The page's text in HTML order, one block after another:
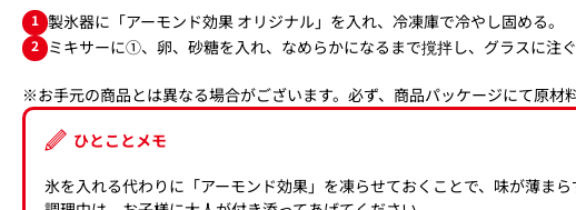
1 製氷器に「アーモンド効果 オリジナル」を入れ、冷凍庫で冷やし固める。
2 ミキサーに①、卵、砂糖を入れ、なめらかになるまで撹拌し、グラスに注ぐ
※お手元の商品とは異なる場合がございます。必ず、商品パッケージにて原材
ひとことメモ
氷を入れる代わりに「アーモンド効果」を凍らせておくことで、味が薄ま